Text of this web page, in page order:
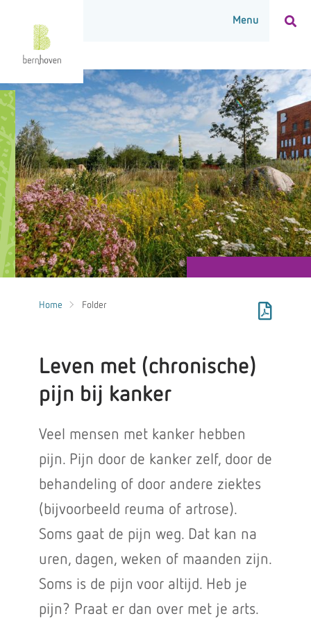
Home Folder
Leven met (chronische)
pijn bij kanker
Veel mensen met kanker hebben
pijn. Pijn door de kanker zelf, door de
behandeling of door andere ziektes
(bijvoorbeeld reuma of artrose).
Soms gaat de pijn weg. Dat kan na
uren, dagen, weken of maanden zijn.
Soms is de pijn voor altijd. Heb je
pijn? Praat er dan over met je arts.